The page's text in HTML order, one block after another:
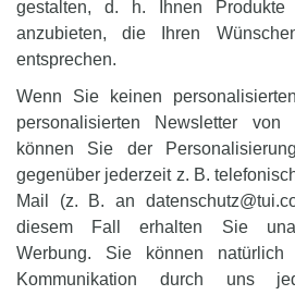
gestalten, d. h. Ihnen Produkte
anzubieten, die Ihren
entsprechen.
Wenn Sie keinen
personalisierten Newsletter
können Sie der
gegenüber jederzeit z. B.
Mail (z. B. an
diesem Fall erhalten Sie
Werbung. Sie können
Kommunikation durch uns